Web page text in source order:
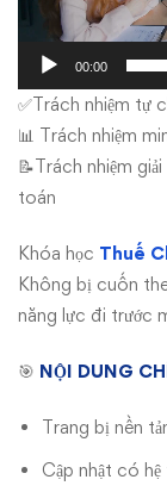
00:00
✅Trách nhiệm tự
📊 Trách nhiệm
📝Trách nhiệm
toán
Khóa học Thuế
Không bị cuốn
năng lực đi trước
🎯 NỘI DUNG
Trang bị nền
Cập nhật có